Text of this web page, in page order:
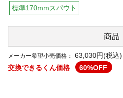
標準170mmスパウト
商品
メーカー希望小売価格：
63,030円(税込)
交換できるくん価格
60%OFF